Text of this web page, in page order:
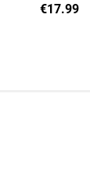
€17.99